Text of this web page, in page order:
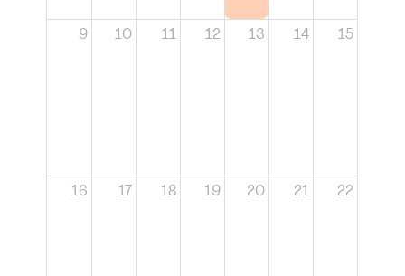
9 10 11 12 13 14 15
16 17 18 19 20 21 22